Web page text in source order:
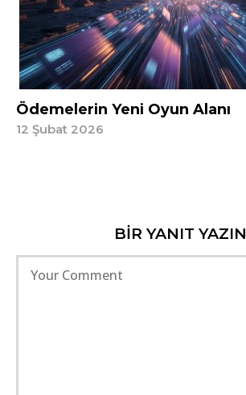
Ödemelerin Yeni Oyun Alanı
12 Şubat 2026
BIR YANIT YAZIN